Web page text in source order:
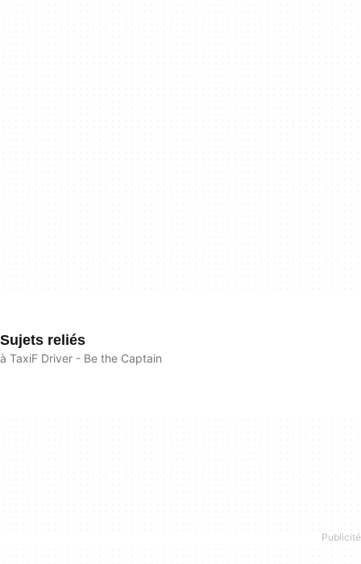
Sujets reliés
à TaxiF Driver - Be the Captain